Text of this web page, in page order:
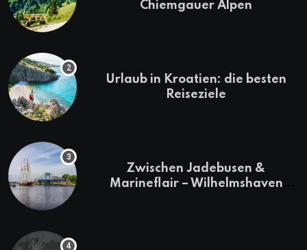
Chiemgauer Alpen
Urlaub in Kroatien: die besten
Reiseziele
Zwischen Jadebusen &
Marineflair – Wilhelmshaven